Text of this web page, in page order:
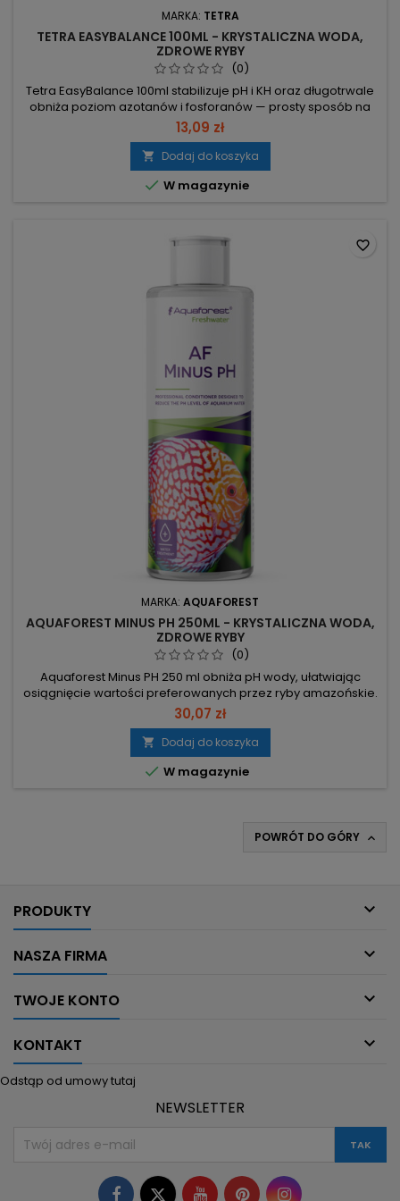
MARKA: TETRA
TETRA EASYBALANCE 100ML - KRYSTALICZNA WODA,
ZDROWE RYBY
(0)
Tetra EasyBalance 100ml stabilizuje pH i KH oraz długotrwale
obniża poziom azotanów i fosforanów — prosty sposób na
rzadsze podmiany wody. Dawkowanie: 2,5 ml na każde 10 l,
raz w tygodniu — stała kontrola parametrów. Pojemność: 100
ml — gotowe opakowanie do regularnego stosowania.
Stabilizuje pH i KH — utrzymanie zdrowego środowiska dla
ryb i roślin....
13,09 zł
 Dodaj do koszyka
 W magazynie
MARKA: AQUAFOREST
AQUAFOREST MINUS PH 250ML - KRYSTALICZNA WODA,
ZDROWE RYBY
(0)
Aquaforest Minus PH 250 ml obniża pH wody, ułatwiając
osiągnięcie wartości preferowanych przez ryby amazońskie.
250 ml – pojemność opakowania. 1 ml = -0,2 pH/l – dokładne
dozowanie do wymaganej korekty. Docelowe pH 5,5–6,5 –
zakres preferowany przez gatunki z Amazonki. Dozować
poza zbiornikiem po uprzednim sprawdzeniu pH –
bezpieczna korekta...
30,07 zł
 Dodaj do koszyka
 W magazynie
favorite_border
POWRÓT DO GÓRY 
PRODUKTY 
NASZA FIRMA 
TWOJE KONTO 
KONTAKT 
Odstąp od umowy tutaj
NEWSLETTER
Facebook
TwitterYouTubePinterestInstagram